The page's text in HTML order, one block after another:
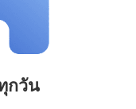
กวัน